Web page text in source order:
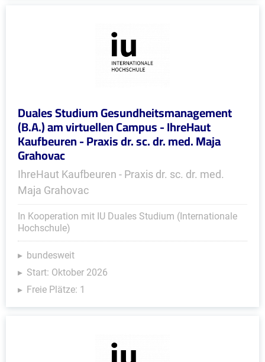
Duales Studium Gesundheitsmanagement
(B.A.) am virtuellen Campus - IhreHaut
Kaufbeuren - Praxis dr. sc. dr. med. Maja
Grahovac
IhreHaut Kaufbeuren - Praxis dr. sc. dr. med.
Maja Grahovac
In Kooperation mit IU Duales Studium (Internationale
Hochschule)
bundesweit
Start: Oktober 2026
Freie Plätze: 1